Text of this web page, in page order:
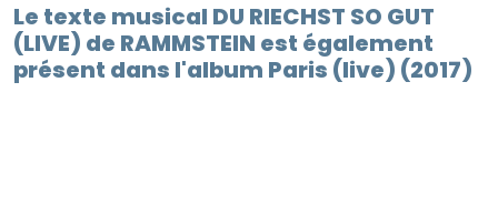
Le texte musical DU RIECHST SO GUT
(LIVE) de RAMMSTEIN est également
présent dans l'album Paris (live) (2017)